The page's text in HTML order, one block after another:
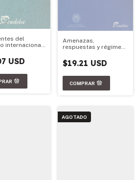
del
internacional
USD
Amenazas,
respuestas y régimen
$19.21 USD
AGOTADO